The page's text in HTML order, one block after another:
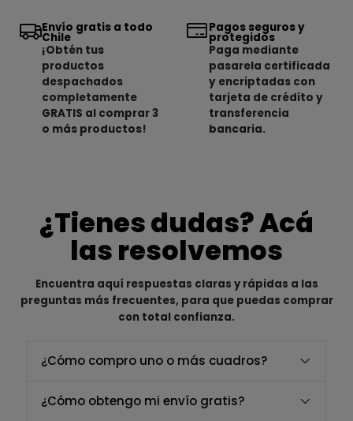
Envío gratis a todo
Chile
¡Obtén tus
productos
despachados
completamente
GRATIS al comprar 3
o más productos!
Pagos seguros y
protegidos
Paga mediante
pasarela certificada
y encriptadas con
tarjeta de crédito y
transferencia
bancaria.
¿Tienes dudas? Acá
las resolvemos
Encuentra aquí respuestas claras y rápidas a las
preguntas más frecuentes, para que puedas comprar
con total confianza.
¿Cómo compro uno o más cuadros?
¿Cómo obtengo mi envío gratis?